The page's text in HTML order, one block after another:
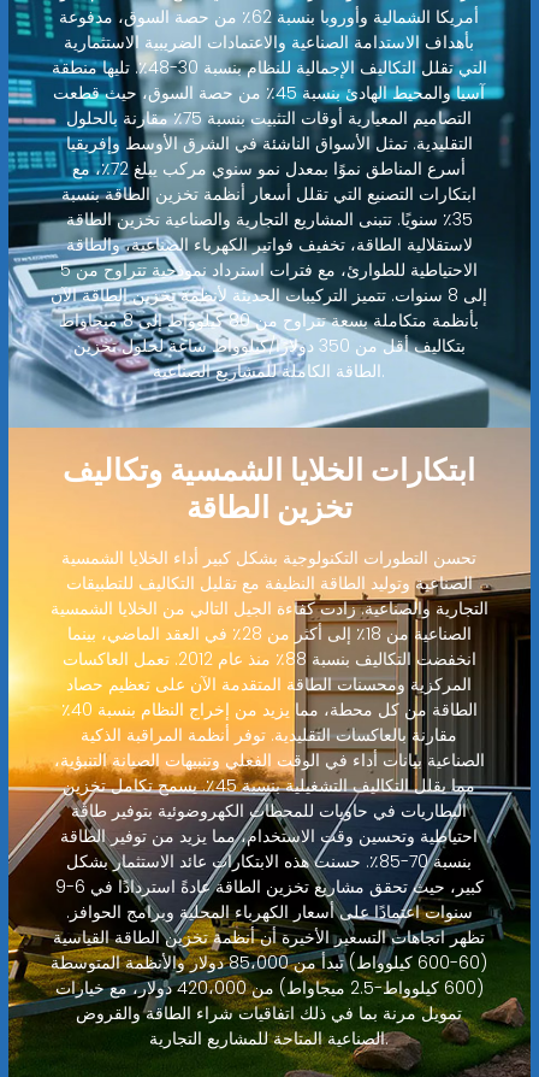
أمريكا الشمالية وأوروبا بنسبة 62٪ من حصة السوق، مدفوعة
بأهداف الاستدامة الصناعية والاعتمادات الضريبية الاستثمارية
التي تقلل التكاليف الإجمالية للنظام بنسبة 30-48٪. تليها منطقة
آسيا والمحيط الهادئ بنسبة 45٪ من حصة السوق، حيث قطعت
التصاميم المعيارية أوقات التثبيت بنسبة 75٪ مقارنة بالحلول
التقليدية. تمثل الأسواق الناشئة في الشرق الأوسط وإفريقيا
أسرع المناطق نموًا بمعدل نمو سنوي مركب يبلغ 72٪، مع
ابتكارات التصنيع التي تقلل أسعار أنظمة تخزين الطاقة بنسبة
35٪ سنويًا. تتبنى المشاريع التجارية والصناعية تخزين الطاقة
لاستقلالية الطاقة، تخفيف فواتير الكهرباء الصناعية، والطاقة
الاحتياطية للطوارئ، مع فترات استرداد نموذجية تتراوح من 5
إلى 8 سنوات. تتميز التركيبات الحديثة لأنظمة تخزين الطاقة الآن
بأنظمة متكاملة بسعة تتراوح من 80 كيلوواط إلى 8 ميجاواط
بتكاليف أقل من 350 دولارًا/كيلوواط ساعة لحلول تخزين
الطاقة الكاملة للمشاريع الصناعية.
ابتكارات الخلايا الشمسية وتكاليف
تخزين الطاقة
تحسن التطورات التكنولوجية بشكل كبير أداء الخلايا الشمسية
الصناعية وتوليد الطاقة النظيفة مع تقليل التكاليف للتطبيقات
التجارية والصناعية. زادت كفاءة الجيل التالي من الخلايا الشمسية
الصناعية من 18٪ إلى أكثر من 28٪ في العقد الماضي، بينما
انخفضت التكاليف بنسبة 88٪ منذ عام 2012. تعمل العاكسات
المركزية ومحسنات الطاقة المتقدمة الآن على تعظيم حصاد
الطاقة من كل محطة، مما يزيد من إخراج النظام بنسبة 40٪
مقارنة بالعاكسات التقليدية. توفر أنظمة المراقبة الذكية
الصناعية بيانات أداء في الوقت الفعلي وتنبيهات الصيانة التنبؤية،
مما يقلل التكاليف التشغيلية بنسبة 45٪. يسمح تكامل تخزين
البطاريات في حاويات للمحطات الكهروضوئية بتوفير طاقة
احتياطية وتحسين وقت الاستخدام، مما يزيد من توفير الطاقة
بنسبة 70-85٪. حسنت هذه الابتكارات عائد الاستثمار بشكل
كبير، حيث تحقق مشاريع تخزين الطاقة عادةً استردادًا في 6-9
سنوات اعتمادًا على أسعار الكهرباء المحلية وبرامج الحوافز.
تظهر اتجاهات التسعير الأخيرة أن أنظمة تخزين الطاقة القياسية
(60-600 كيلوواط) تبدأ من 85،000 دولار والأنظمة المتوسطة
(600 كيلوواط-2.5 ميجاواط) من 420،000 دولار، مع خيارات
تمويل مرنة بما في ذلك اتفاقيات شراء الطاقة والقروض
الصناعية المتاحة للمشاريع التجارية.